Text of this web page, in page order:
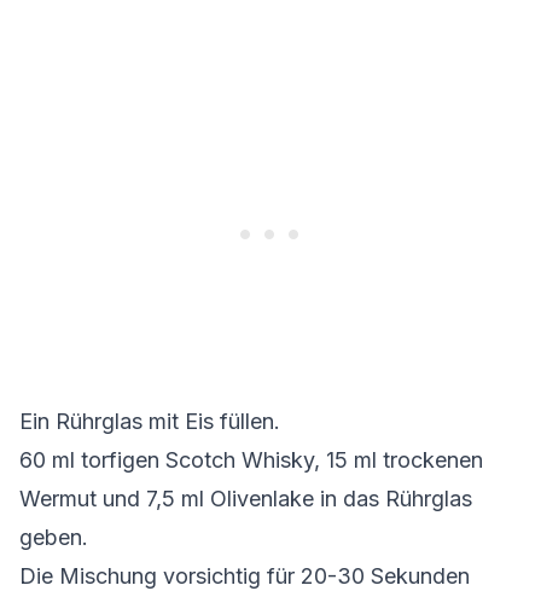
Ein Rührglas mit Eis füllen.
60 ml torfigen Scotch Whisky, 15 ml trockenen
Wermut und 7,5 ml Olivenlake in das Rührglas
geben.
Die Mischung vorsichtig für 20-30 Sekunden